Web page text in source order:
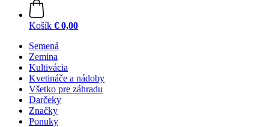
Košík € 0,00
Semená
Zemina
Kultivácia
Kvetináče a nádoby
Všetko pre záhradu
Darčeky
Značky
Ponuky